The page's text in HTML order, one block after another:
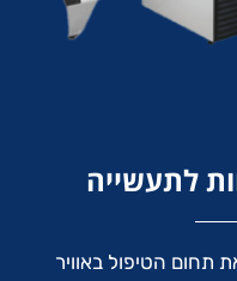
לתעשייה
תחום הטיפול באוויר